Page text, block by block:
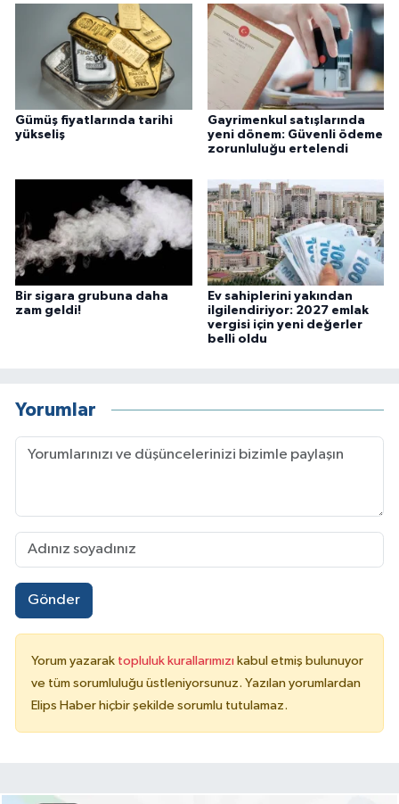
Gümüş fiyatlarında tarihi
yükseliş
Gayrimenkul satışlarında
yeni dönem: Güvenli ödeme
zorunluluğu ertelendi
Bir sigara grubuna daha
zam geldi!
Ev sahiplerini yakından
ilgilendiriyor: 2027 emlak
vergisi için yeni değerler
belli oldu
Yorumlar
Gönder
Yorum yazarak topluluk kurallarımızı kabul etmiş bulunuyor
ve tüm sorumluluğu üstleniyorsunuz. Yazılan yorumlardan
Elips Haber hiçbir şekilde sorumlu tutulamaz.